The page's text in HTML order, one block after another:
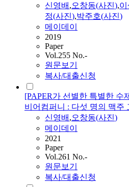
신영배 ,오창동(사진),
정(사진),박주호(사진)
메이데이
2019
Paper
Vol.255 No.-
원문보기
복사/대출신청
[PAPER가 선별한 특별한 수
비어컴퍼니 : 다섯 명의 맥주
신영배 ,오창동(사진)
메이데이
2021
Paper
Vol.261 No.-
원문보기
복사/대출신청